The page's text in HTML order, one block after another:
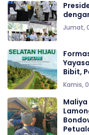
Jumat,
Bibit,
Kamis,